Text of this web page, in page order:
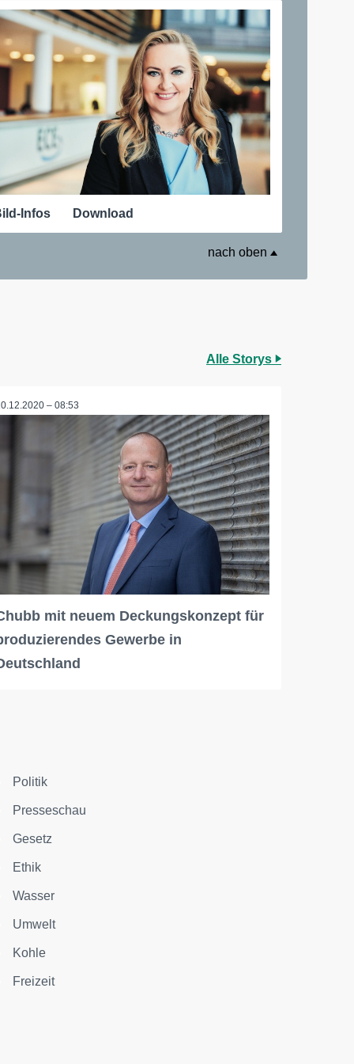
Infos
Download
nach oben
Alle Storys
– 08:53
mit neuem Deckungskonzept für
Gewerbe in
Politik
Presseschau
Gesetz
Ethik
Wasser
Umwelt
Kohle
Freizeit